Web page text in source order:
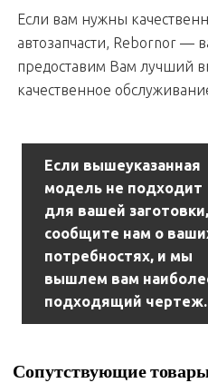
Если вам нужны
автозапчасти, Rebornor
предоставим Вам лучший
качественное
Если вышеуказанная
модель не подходит
для вашей заготовки,
сообщите нам о
потребностях, и мы
вышлем вам
подходящий чертеж.
Сопутствующие